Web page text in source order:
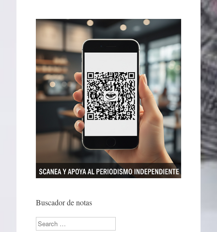
Buscador de notas
Search